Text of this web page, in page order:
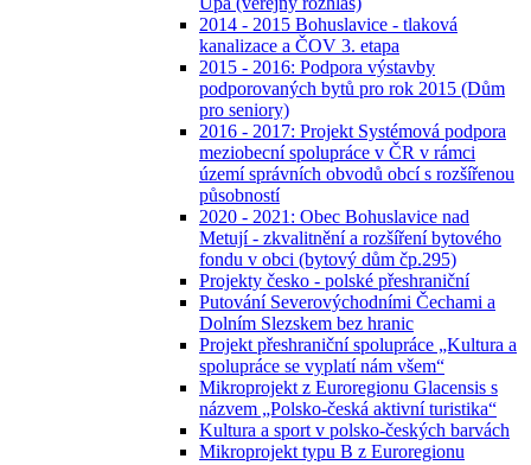
2014 - 2015 Bohuslavice - tlaková
kanalizace a ČOV 3. etapa
2015 - 2016: Podpora výstavby
podporovaných bytů pro rok 2015 (Dům
pro seniory)
2016 - 2017: Projekt Systémová podpora
meziobecní spolupráce v ČR v rámci
území správních obvodů obcí s rozšířenou
působností
2020 - 2021: Obec Bohuslavice nad
Metují - zkvalitnění a rozšíření bytového
fondu v obci (bytový dům čp.295)
Projekty česko - polské přeshraniční
Putování Severovýchodními Čechami a
Dolním Slezskem bez hranic
Projekt přeshraniční spolupráce „Kultura a
spolupráce se vyplatí nám všem“
Mikroprojekt z Euroregionu Glacensis s
názvem „Polsko-česká aktivní turistika“
Kultura a sport v polsko-českých barvách
Mikroprojekt typu B z Euroregionu